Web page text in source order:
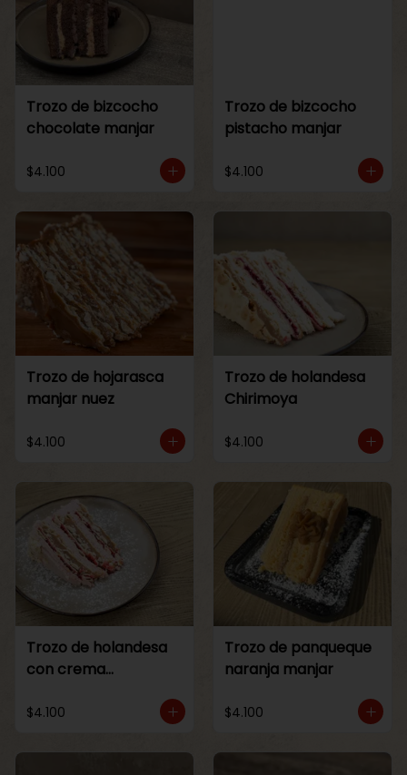
Trozo de bizcocho
chocolate manjar
$4.100
Trozo de bizcocho
pistacho manjar
$4.100
Trozo de hojarasca
manjar nuez
$4.100
Trozo de holandesa
Chirimoya
$4.100
Trozo de holandesa
con crema
$4.100
Trozo de panqueque
naranja manjar
$4.100